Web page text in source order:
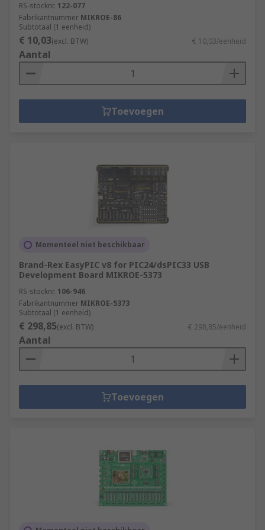
RS-stocknr. 122-077
Fabrikantnummer MIKROE-86
Subtotaal (1 eenheid)
€ 10,03(excl. BTW) € 10,03/eenheid
Aantal
Toevoegen
Momenteel niet beschikbaar
Brand-Rex EasyPIC v8 for PIC24/dsPIC33 USB
Development Board MIKROE-5373
RS-stocknr. 106-946
Fabrikantnummer MIKROE-5373
Subtotaal (1 eenheid)
€ 298,85(excl. BTW) € 298,85/eenheid
Aantal
Toevoegen